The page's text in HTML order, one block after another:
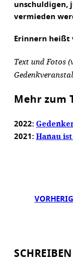
unschuldigen,
vermieden
Erinnern heißt
Text und Fotos
Mehr zum
2022:
2021: Hanau